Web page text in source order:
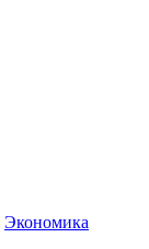
Экономика